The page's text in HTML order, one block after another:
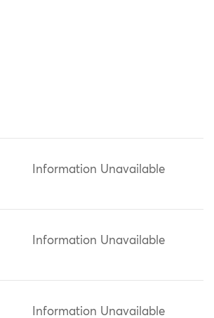
Information Unavailable
Information Unavailable
Information Unavailable